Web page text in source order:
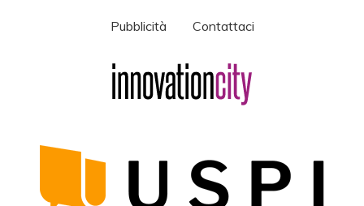
Pubblicità Contattaci